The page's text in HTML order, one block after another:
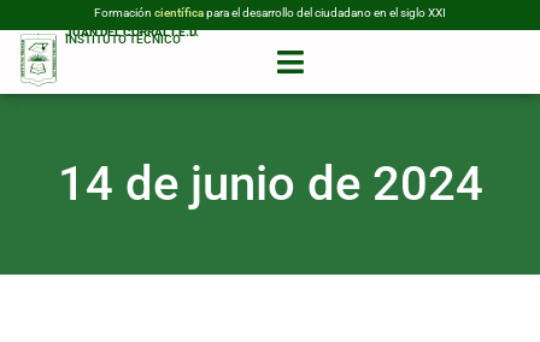
Formación científicapara el desarrollo del ciudadano en el siglo XXI
INSTITUTO TÉCNICO
JUAN DEL CORRAL I.E.D.
14 de junio de 2024